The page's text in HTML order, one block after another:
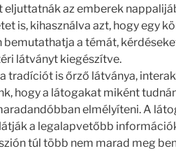
eljuttatnák az emberek
is, kihasználva azt, hogy egy
bemutathatja a témát,
látványt kiegészítve.
tradíciót is őrző látványa,
hogy a látogakat miként
elmélyíteni. A
a legalapvetőbb
túl több nem marad meg